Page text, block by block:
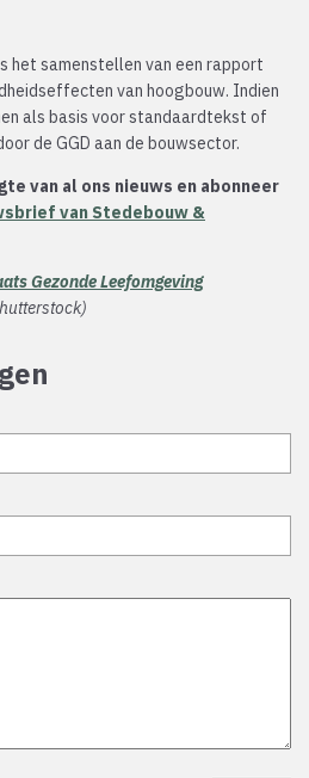
het samenstellen van een rapport
van hoogbouw. Indien
als basis voor standaardtekst of
de GGD aan de bouwsector.
van al ons nieuws en abonneer
van Stedebouw &
Gezonde Leefomgeving